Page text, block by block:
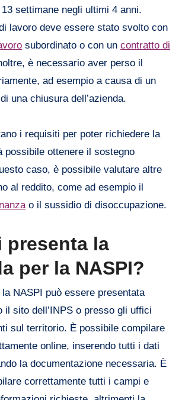
settimane negli ultimi 4 anni.
lavoro deve essere stato svolto con
subordinato o con un contratto di
è necessario aver perso il
ad esempio a causa di un
una chiusura dell’azienda.
i requisiti per poter richiedere la
possibile ottenere il sostegno
caso, è possibile valutare altre
al reddito, come ad esempio il
o il sussidio di disoccupazione.
presenta la
per la NASPI?
la NASPI può essere presentata
il sito dell’INPS o presso gli uffici
sul territorio. È possibile compilare
online, inserendo tutti i dati
la documentazione necessaria. È
correttamente tutti i campi e